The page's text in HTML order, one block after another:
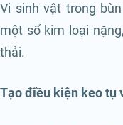
Vi sinh vật trong
một số kim loại
thải.
Tạo điều kiện keo tụ